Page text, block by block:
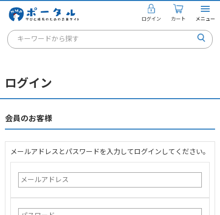
ログイン カート メニュー
キーワードから探す
通信講座
講座を探す
個人のお客様
ログイン
会員のお客様
メールアドレスとパスワードを入力してログインしてください。